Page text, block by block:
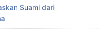
Suami dari